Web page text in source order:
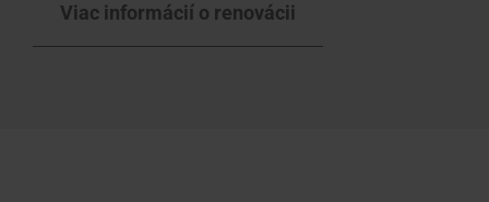
Viac informácií o renovácii